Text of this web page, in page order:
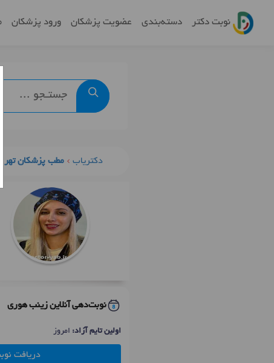
نوبت دکتر دسته‌بندی عضویت پزشکان ورود پزشکان
دکتریاب مطب پزشکان تهران
نوبت‌دهی آنلاین زینب هوری
اولین تایم آزاد: امروز
دریافت